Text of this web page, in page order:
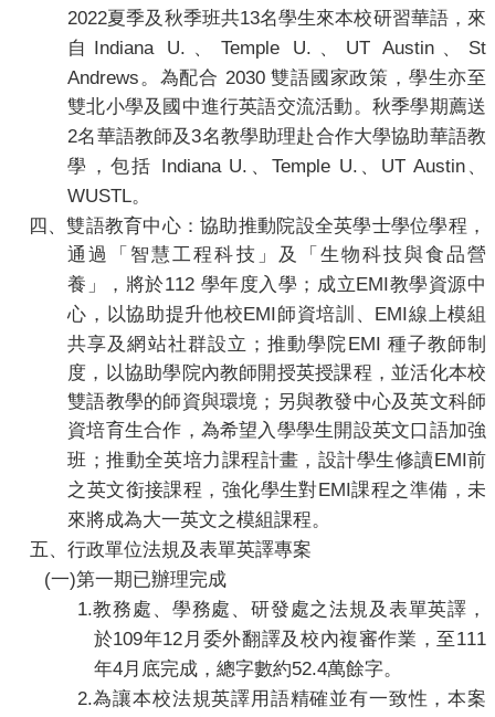
2022夏季及秋季班共13名學生來本校研習華語，來
自 Indiana U. 、 Temple U. 、 UT Austin、 St
Andrews。為配合 2030雙語國家政策，學生亦至
雙北小學及國中進行英語交流活動。秋季學期薦送
2名華語教師及3名教學助理赴合作大學協助華語教
學，包括 Indiana U. 、Temple U. 、 UT Austin、
WUSTL。
四、雙語教育中心：協助推動院設全英學士學位學程，
通過「 智慧工程科技」及「生物科技與食品營
養」，將於112 學年度入學； 成立EMI教學資源中
心，以協助提升他校EMI師資培訓、 EMI線上模組
共享及網站社群設立； 推動學院EMI 種子教師制
度，以協助學院內教師開授英授課程，並活化本校
雙語教學的師資與環境；另與教發中心及英文科師
資培育生合作，為希望入學學生 開設英文口語加強
班；推動全英培力課程計畫， 設計學生修讀EMI前
之英文銜接課程，強化學生對EMI課程之準備，未
來將成為大一英文之模組課程。
五、 行政單位法規及表單英譯專案
(一)第一期已辦理完成
1.教務處 、學務處、研發處之法規及表單英譯，
於109年12 月委外翻譯及校內複審作業，至111
年4月底完成，總字數約52.4萬餘字。
2.為讓本校法規英譯用語精確並有一致性，本案